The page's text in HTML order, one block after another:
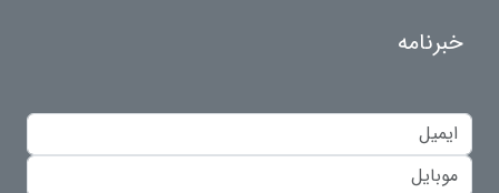
خبرنامه